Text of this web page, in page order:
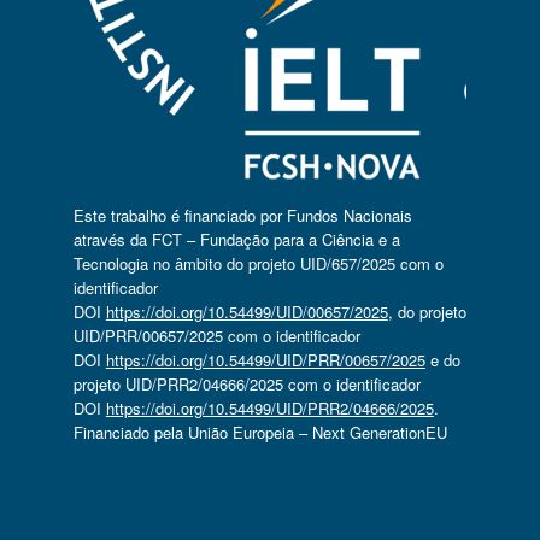
Este trabalho é financiado por Fundos Nacionais
através da FCT – Fundação para a Ciência e a
Tecnologia no âmbito do projeto UID/657/2025 com o
identificador
DOI https://doi.org/10.54499/UID/00657/2025, do projeto
UID/PRR/00657/2025 com o identificador
DOI https://doi.org/10.54499/UID/PRR/00657/2025e do
projeto UID/PRR2/04666/2025 com o identificador
DOI https://doi.org/10.54499/UID/PRR2/04666/2025.
Financiado pela União Europeia – Next GenerationEU